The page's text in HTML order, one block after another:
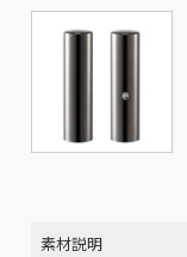
素材説明